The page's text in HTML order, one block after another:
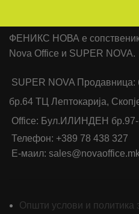
ФЕНИКС НОВА е сопственик
Nova Office и SUPER NOVA.
SUPER NOVA Продавница:
бр.64 ТЦ Лептокарија,
Office: Бул.ИЛИНДЕН бр.97-
Телефон: +389 78 438 327
Е-маил:
Општи услови и политика